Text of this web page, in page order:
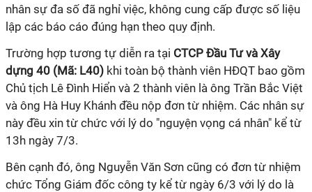
nhân sự đa số đã nghỉ việc, không cung cấp được số liệu
lập các báo cáo đúng hạn theo quy định.
Trường hợp tương tự diễn ra tại CTCP Đầu Tư và Xây
dựng 40 (Mã: L40) khi toàn bộ thành viên HĐQT bao gồm
Chủ tịch Lê Đình Hiển và 2 thành viên là ông Trần Bắc Việt
và ông Hà Huy Khánh đều nộp đơn từ nhiệm. Các nhân sự
này đều xin từ chức với lý do "nguyện vọng cá nhân" kể từ
13h ngày 7/3.
Bên cạnh đó, ông Nguyễn Văn Sơn cũng có đơn từ nhiệm
chức Tổng Giám đốc công ty kể từ ngày 6/3 với lý do là